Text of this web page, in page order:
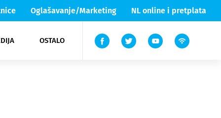
Oglašavanje/Marketing NL online i pretplata
OSTALO
Lika & Senj
TV